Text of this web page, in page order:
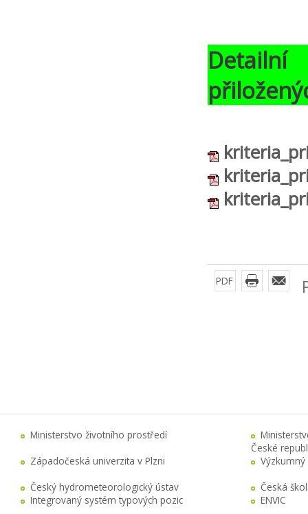
PDF
Ministerstvo životního prostředí
České
Západočeská univerzita v Plzni
Český hydrometeorologický ústav
Česká
Integrovaný systém typových pozic
ENVIC